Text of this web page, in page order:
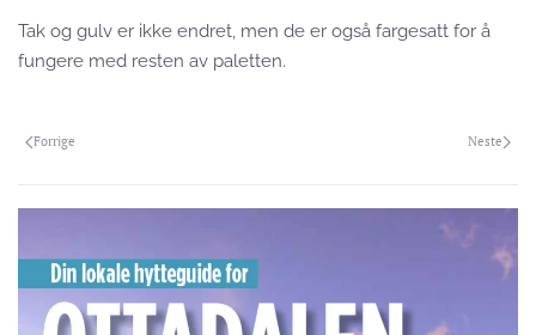
Tak og gulv er ikke endret, men de er også fargesatt for å
fungere med resten av paletten.
Forrige Neste